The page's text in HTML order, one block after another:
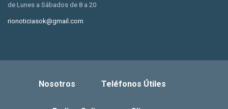
de Lunes a Sábados de 8 a 20
rionoticiasok@gmail.com
Nosotros Teléfonos Útiles